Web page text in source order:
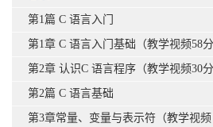
第1篇 C 语言入门
第1章 C 语言入门基础（教学视频58分
第2章 认识C 语言程序（教学视频30分
第2篇 C 语言基础
第3章常量、变量与表示符（教学视频